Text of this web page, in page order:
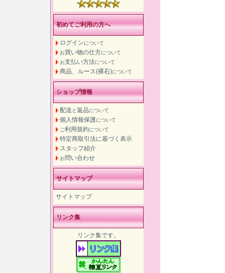
初めてご利用の方へ
ログインについて
お買い物の仕方について
お支払い方法について
商品、ルース(裸石)について
ショップ情報
配送 と返品について
個人情報保護について
ご利用規約について
特定商取引法に基づく表示
スタッフ紹介
お問い合わせ
サイトマップ
サイトマップ
リンク集
リンク集です。